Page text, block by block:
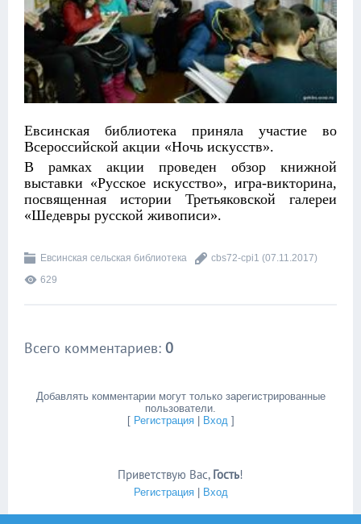
Евсинская библиотека приняла участие во
Всероссийской акции «Ночь искусств».
В рамках акции проведен обзор книжной
выставки «Русское искусство», игра-викторина,
посвященная истории Третьяковской галереи
«Шедевры русской живописи».
Евсинская сельская библиотека cbs72-cpi1 (07.11.2017)
629
Всего комментариев: 0
Добавлять комментарии могут только зарегистрированные
пользователи.
[ Регистрация| Вход]
Приветствую Вас, Гость!
Регистрация| Вход